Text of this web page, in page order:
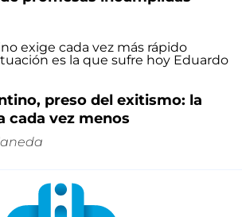
preso del exitismo: la
cada vez menos